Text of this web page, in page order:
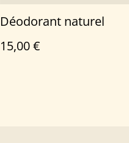
Déodorant naturel
15,00 €